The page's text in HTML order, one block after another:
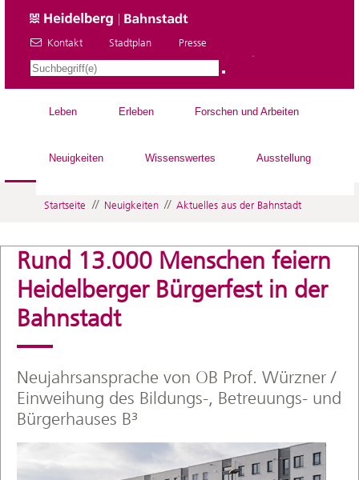
Kontakt Stadtplan Presse
Leben Erleben Forschen und Arbeiten
Neuigkeiten Wissenswertes Ausstellung
Startseite // Neuigkeiten // Aktuelles aus der Bahnstadt
Rund 13.000 Menschen feiern
Heidelberger Bürgerfest in der
Bahnstadt
Neujahrsansprache von OB Prof. Würzner /
Einweihung des Bildungs-, Betreuungs- und
Bürgerhauses B³